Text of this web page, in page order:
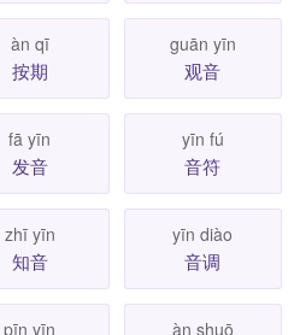
àn qī
按期
guān yīn
观音
fā yīn
发音
yīn fú
音符
zhī yīn
知音
yīn diào
音调
pīn yīn àn shuō